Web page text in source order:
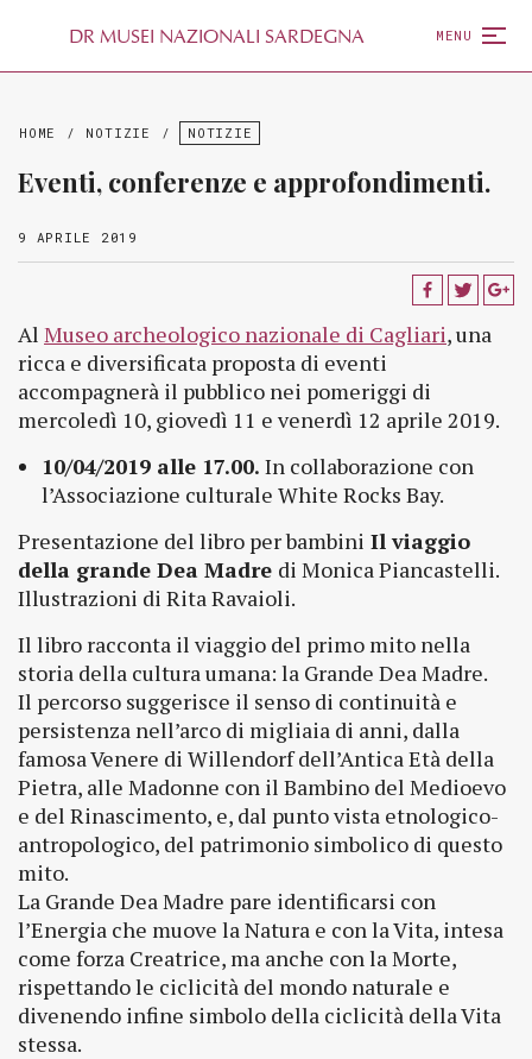
DR MUSEI NAZIONALI SARDEGNA MENU
HOME / NOTIZIE / NOTIZIE
Eventi, conferenze e approfondimenti.
9 APRILE 2019
Al Museo archeologico nazionale di Cagliari, una
ricca e diversificata proposta di eventi
accompagnerà il pubblico nei pomeriggi di
mercoledì 10, giovedì 11 e venerdì 12 aprile 2019.
10/04/2019 alle 17.00. In collaborazione con
l’Associazione culturale White Rocks Bay.
Presentazione del libro per bambini Il viaggio
della grande Dea Madre di Monica Piancastelli.
Illustrazioni di Rita Ravaioli.
Il libro racconta il viaggio del primo mito nella
storia della cultura umana: la Grande Dea Madre.
Il percorso suggerisce il senso di continuità e
persistenza nell’arco di migliaia di anni, dalla
famosa Venere di Willendorf dell’Antica Età della
Pietra, alle Madonne con il Bambino del Medioevo
e del Rinascimento, e, dal punto vista etnologico-
antropologico, del patrimonio simbolico di questo
mito.
La Grande Dea Madre pare identificarsi con
l’Energia che muove la Natura e con la Vita, intesa
come forza Creatrice, ma anche con la Morte,
rispettando le ciclicità del mondo naturale e
divenendo infine simbolo della ciclicità della Vita
stessa.